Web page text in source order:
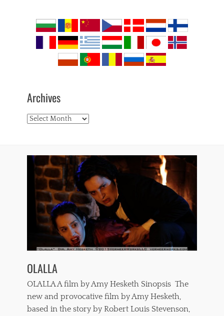
Archives
Archives
OLALLA
OLALLA A film by Amy Hesketh Sinopsis The
new and provocative film by Amy Hesketh,
based in the story by Robert Louis Stevenson,